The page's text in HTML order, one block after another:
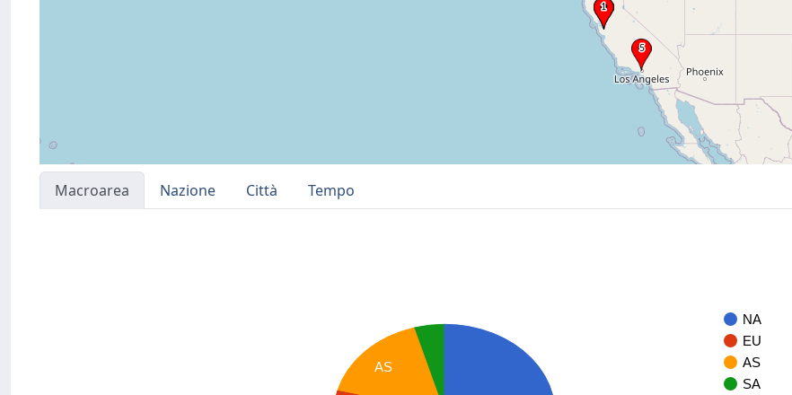
Macroarea Nazione Città
Tempo
NA
EU
AS
SA
AS